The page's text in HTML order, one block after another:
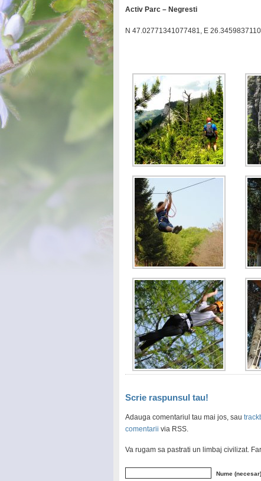
Activ Parc – Negresti
N 47.02771341077481, E
Scrie raspunsul tau!
Adauga comentariul tau mai jos, sau
comentarii via RSS.
Va rugam sa pastrati un limbaj civilizat.
Nume (necesar)